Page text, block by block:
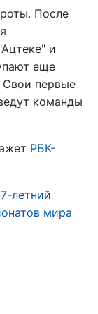
После
и
еще
Свои первые
команды
РБК-
летний
мира